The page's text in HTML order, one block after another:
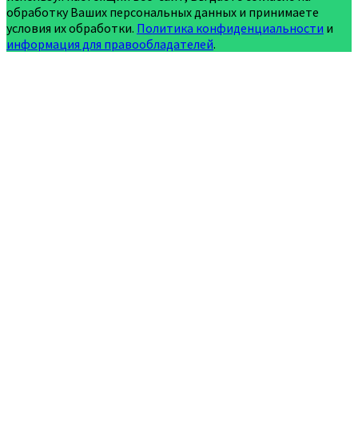
обработку Ваших персональных данных и принимаете
условия их обработки. Политика конфиденциальности и
информация для правообладателей.